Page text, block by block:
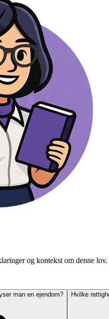
og kontekst om denne lov.
man en ejendom? Hvilke